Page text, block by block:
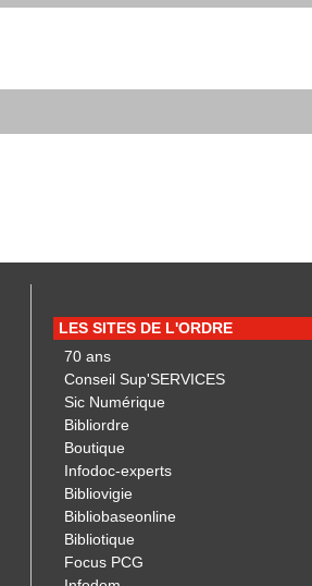
LES SITES DE L'ORDRE
70 ans
Conseil Sup'SERVICES
Sic Numérique
Bibliordre
Boutique
Infodoc-experts
Bibliovigie
Bibliobaseonline
Bibliotique
Focus PCG